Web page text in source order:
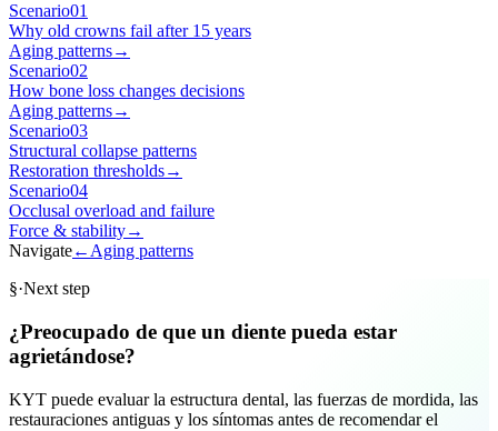
Scenario01
Why old crowns fail after 15 years
Aging patterns→
Scenario02
How bone loss changes decisions
Aging patterns→
Scenario03
Structural collapse patterns
Restoration thresholds→
Scenario04
Occlusal overload and failure
Force & stability→
Navigate← Aging patterns
§·Next step
¿Preocupado de que un diente pueda estar
agrietándose?
KYT puede evaluar la estructura dental, las fuerzas de mordida, las
restauraciones antiguas y los síntomas antes de recomendar el